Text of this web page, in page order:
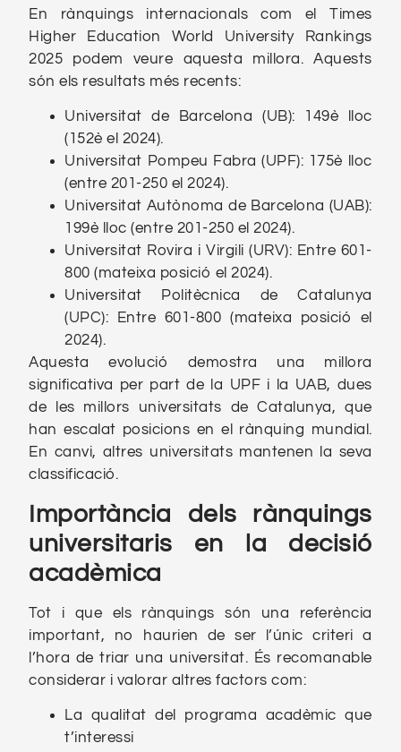
En rànquings internacionals com el Times
Higher Education World University Rankings
2025 podem veure aquesta millora. Aquests
són els resultats més recents:
Universitat de Barcelona (UB): 149è lloc
(152è el 2024).
Universitat Pompeu Fabra (UPF): 175è lloc
(entre 201-250 el 2024).
Universitat Autònoma de Barcelona (UAB):
199è lloc (entre 201-250 el 2024).
Universitat Rovira i Virgili (URV): Entre 601-
800 (mateixa posició el 2024).
Universitat Politècnica de Catalunya
(UPC): Entre 601-800 (mateixa posició el
2024).
Aquesta evolució demostra una millora
significativa per part de la UPF i la UAB, dues
de les millors universitats de Catalunya, que
han escalat posicions en el rànquing mundial.
En canvi, altres universitats mantenen la seva
classificació.
Importància dels rànquings
universitaris en la decisió
acadèmica
Tot i que els rànquings són una referència
important, no haurien de ser l’únic criteri a
l’hora de triar una universitat. És recomanable
considerar i valorar altres factors com:
La qualitat del programa acadèmic que
t’interessi